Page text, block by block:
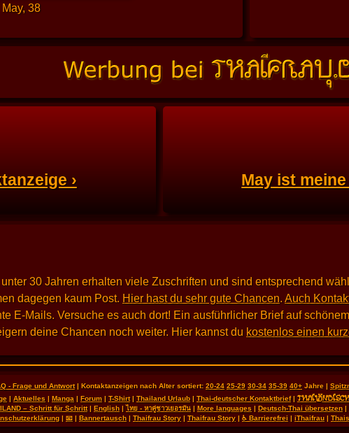
May, 38
› May ist
30 Jahren erhalten viele Zuschriften und sind entsprechend
dagegen kaum Post. Hier hast du sehr gute Chancen. Auch
E-Mails. Versuche es auch dort! Ein ausführlicher Brief auf
deine Chancen noch weiter. Hier kannst du kostenlos einen
- Frage und Antwort| Kontaktanzeigen nach Alter sortiert: 20-24 25-29 30-34 35-39 40+ Jahre |
| Aktuelles | Manga | Forum | T-Shirt| Thailand Urlaub| Thai-deutscher Kontaktbrief|
– Schritt für Schritt| English|ไทย - หาคู่ชาวเยอรมัน| More languages | Deutsch-Thai übersetzen|
| 📧| Bannertausch| Thaifrau Story | Thaifrau Story | ♿ Barrierefrei | iThaifrau|